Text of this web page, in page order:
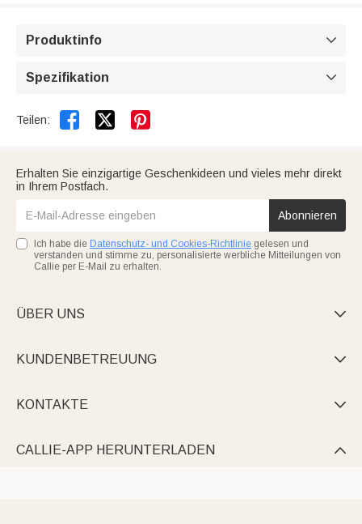
Produktinfo 
Spezifikation 
Teilen:  
Erhalten Sie einzigartige Geschenkideen und vieles mehr direkt
in Ihrem Postfach.
Abonnieren
Ich habe die Datenschutz- und Cookies-Richtlinie gelesen und
verstanden und stimme zu, personalisierte werbliche Mitteilungen von
Callie per E-Mail zu erhalten.
ÜBER UNS 
KUNDENBETREUUNG 
KONTAKTE 
CALLIE-APP HERUNTERLADEN 